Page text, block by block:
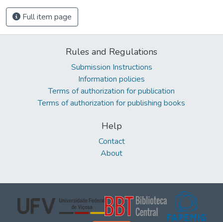
Full item page
Rules and Regulations
Submission Instructions
Information policies
Terms of authorization for publication
Terms of authorization for publishing books
Help
Contact
About